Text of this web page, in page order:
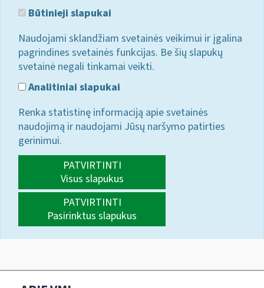
Būtinieji slapukai
Naudojami sklandžiam svetainės veikimui ir įgalina
pagrindines svetainės funkcijas. Be šių slapukų
svetainė negali tinkamai veikti.
Analitiniai slapukai
Renka statistinę informaciją apie svetainės
naudojimą ir naudojami Jūsų naršymo patirties
gerinimui.
PATVIRTINTI
Visus slapukus
PATVIRTINTI
Pasirinktus slapukus